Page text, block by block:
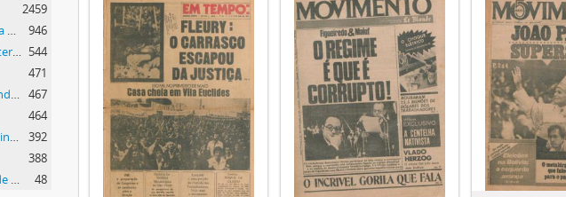
2459
Acervo do Memorial do Ex-Aluno da UFV
946
Escola Superior de Agricultura e Veterinária 544
471
Coleção de Fotografias José Marcondes Borges
467
464
Universidade Rural do Estado de Minas Gerais
392
388
Acervo Cartográfico da Universidade Federal de Viçosa
48